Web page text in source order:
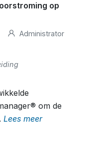
op
Administrator
om de
Lees meer